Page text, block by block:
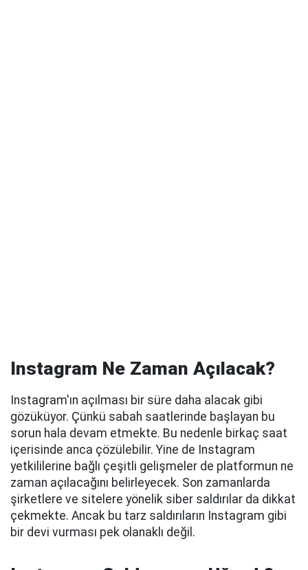
Instagram Ne Zaman Açılacak?
Instagram'ın açılması bir süre daha alacak gibi
gözüküyor. Çünkü sabah saatlerinde başlayan bu
sorun hala devam etmekte. Bu nedenle birkaç saat
içerisinde anca çözülebilir. Yine de Instagram
yetkililerine bağlı çeşitli gelişmeler de platformun ne
zaman açılacağını belirleyecek. Son zamanlarda
şirketlere ve sitelere yönelik siber saldırılar da dikkat
çekmekte. Ancak bu tarz saldırıların Instagram gibi
bir devi vurması pek olanaklı değil.